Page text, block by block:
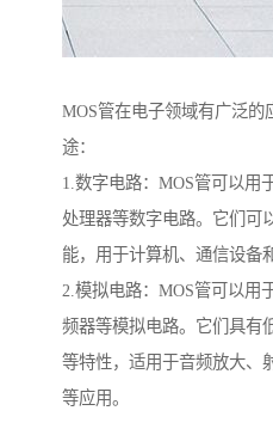
MOS管在电子领域有广泛的
途：
1.数字电路：MOS管可以用
处理器等数字电路。它们可
能，用于计算机、通信设备
2.模拟电路：MOS管可以用
频器等模拟电路。它们具有
等特性，适用于音频放大、
等应用。